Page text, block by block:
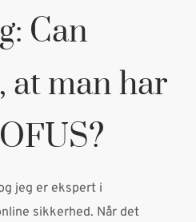
Can
at man har
jeg er ekspert i
sikkerhed. Når det